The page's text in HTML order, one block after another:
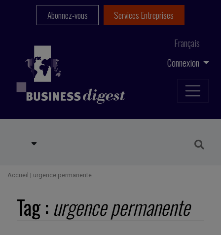
Connexion
Français
Abonnez-vous Services Entreprises
Accueil | urgence permanente
Tag : urgence permanente